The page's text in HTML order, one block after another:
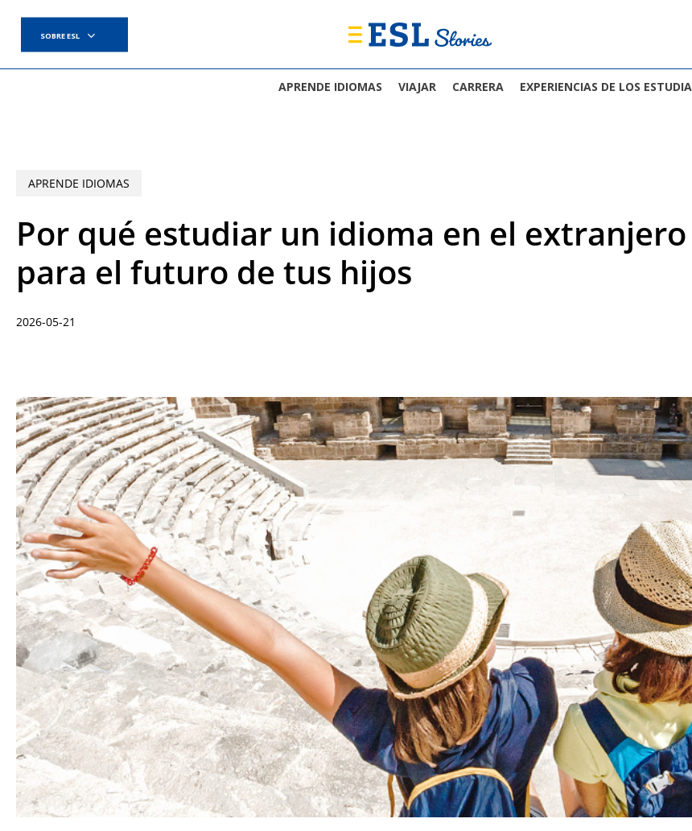
main
content
Hit enter to search or ESC to close
SOBRE ESL
APRENDE IDIOMAS VIAJAR CARRERA EXPERIENCIAS DE LOS
APRENDE IDIOMAS
Por qué estudiar un idioma en el
para el futuro de tus hijos
2026-05-21